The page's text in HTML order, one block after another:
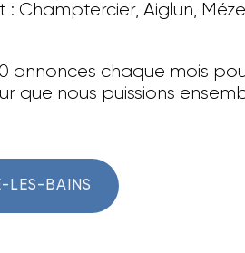
Champtercier, Aiglun,
annonces chaque mois
que nous puissions
LES-BAINS